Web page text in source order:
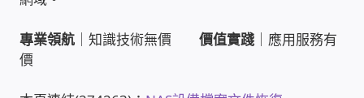
聯絡我們
專業領航 ｜知識技術無價價值實踐 ｜應用服務有
價